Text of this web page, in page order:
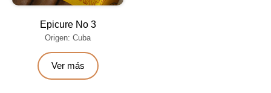
Epicure No 3
Origen: Cuba
Ver más